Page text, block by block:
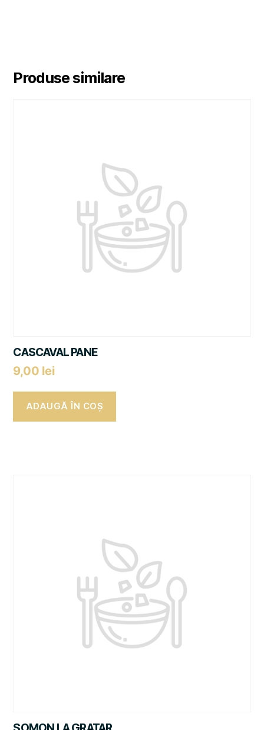
Produse similare
CASCAVAL PANE
9,00 lei
ADAUGĂ ÎN COȘ